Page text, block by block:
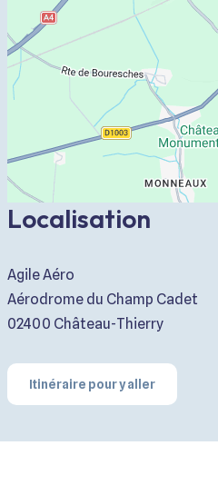
Localisation
Agile Aéro
Aérodrome du Champ Cadet
02400 Château-Thierry
Itinéraire pour y aller